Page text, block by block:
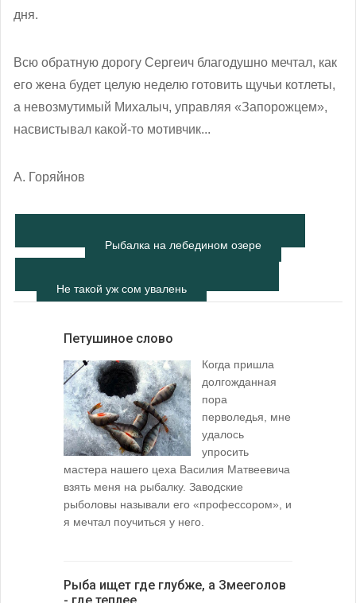
дня.
Всю обратную дорогу Сергеич благодушно мечтал, как
его жена будет целую неделю готовить щучьи котлеты,
а невозмутимый Михалыч, управляя «Запорожцем»,
насвистывал какой-то мотивчик...
А. Горяйнов
Рыбалка на лебедином озере
Не такой уж сом увалень
Петушиное слово
Когда пришла
долгожданная
пора
перволедья, мне
удалось
упросить
мастера нашего цеха Василия Матвеевича
взять меня на рыбалку. Заводские
рыболовы называли его «профессором», и
я мечтал поучиться у него.
Рыба ищет где глубже, а Змееголов